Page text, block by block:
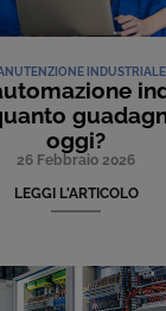
INDUSTRIALE
oggi?
26 Febbraio 2026
LEGGI L'ARTICOLO